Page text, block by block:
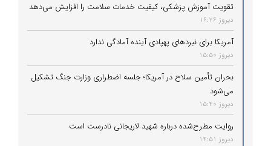
تقویت آموزش پزشکی، کیفیت خدمات سلامت را افزایش می‌دهد
دیروز 16:26
آمریکا برای نبردهای پهپادی آینده آمادگی ندارد
دیروز 15:50
بحران تأمین سلاح در آمریکا؛ جلسه اضطراری وزارت جنگ تشکیل
می‌شود
دیروز 15:40
روایت مطرح‌شده درباره شهید لاریجانی نادرست است
دیروز 14:51